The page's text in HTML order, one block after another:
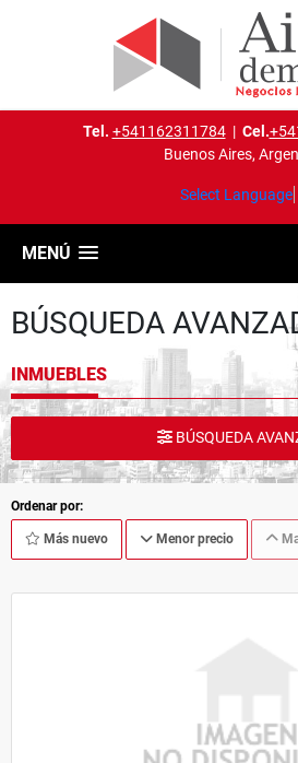
Tel. +541162311784| Cel.
Buenos Aires,
Select Language
MENÚ
BÚSQUEDA
INMUEBLES
BÚSQUEDA
Ordenar por:
Más nuevo Menor precio